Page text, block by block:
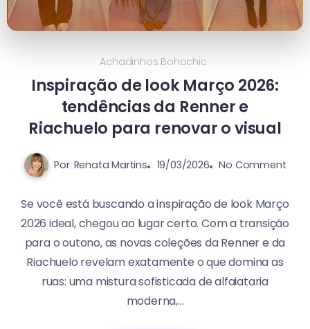
Achadinhos Bohochic
Inspiração de look Março 2026:
tendências da Renner e
Riachuelo para renovar o visual
Por Renata Martins 19/03/2026 No Comment
Se você está buscando a inspiração de look Março
2026 ideal, chegou ao lugar certo. Com a transição
para o outono, as novas coleções da Renner e da
Riachuelo revelam exatamente o que domina as
ruas: uma mistura sofisticada de alfaiataria
moderna,...